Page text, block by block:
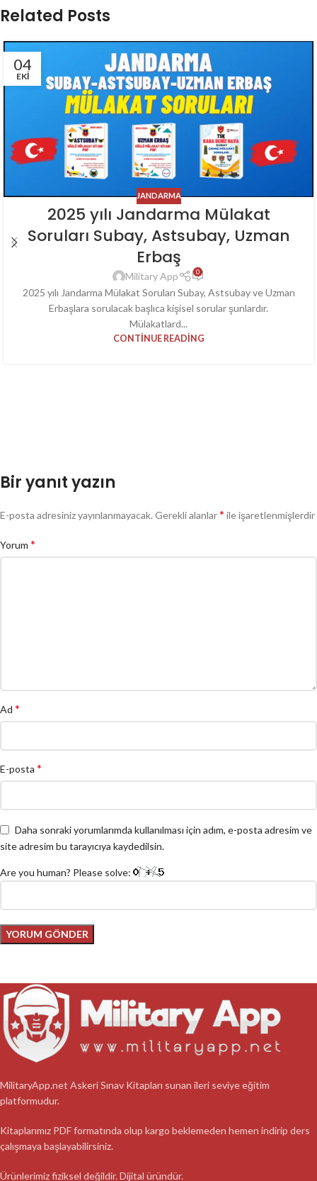
Related Posts
04
EKI
JANDARMA
2025 yılı Jandarma Mülakat
Soruları Subay, Astsubay, Uzman
Erbaş
Military App 0
2025 yılı Jandarma Mülakat Soruları Subay, Astsubay ve Uzman
Erbaşlara sorulacak başlıca kişisel sorular şunlardır.
Mülakatlard...
CONTINUE READING
Bir yanıt yazın
E-posta adresiniz yayınlanmayacak. Gerekli alanlar* ile işaretlenmişlerdir
Yorum *
Ad *
E-posta *
Daha sonraki yorumlarımda kullanılması için adım, e-posta adresim ve
site adresim bu tarayıcıya kaydedilsin.
Are you human? Please solve:
MilitaryApp.net Askeri Sınav Kitapları sunan ileri seviye eğitim
platformudur.
Kitaplarımız PDF formatında olup kargo beklemeden hemen indirip ders
çalışmaya başlayabilirsiniz.
Ürünlerimiz fiziksel değildir. Dijital üründür.